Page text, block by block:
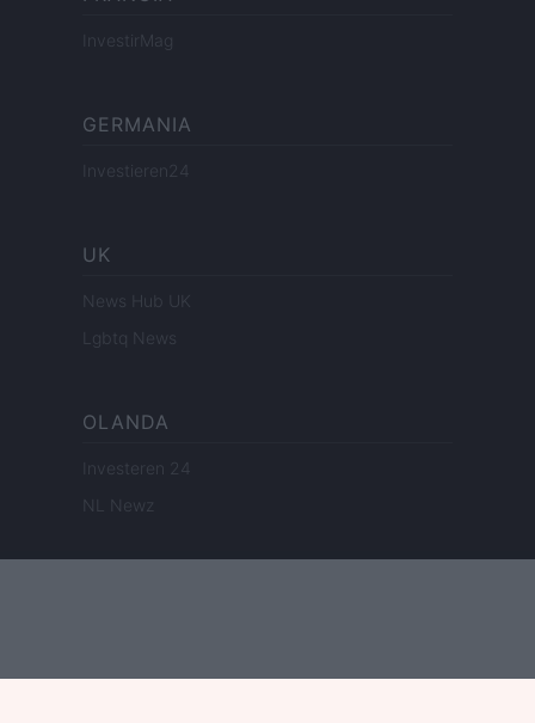
InvestirMag
GERMANIA
Investieren24
UK
News Hub UK
Lgbtq News
OLANDA
Investeren 24
NL Newz